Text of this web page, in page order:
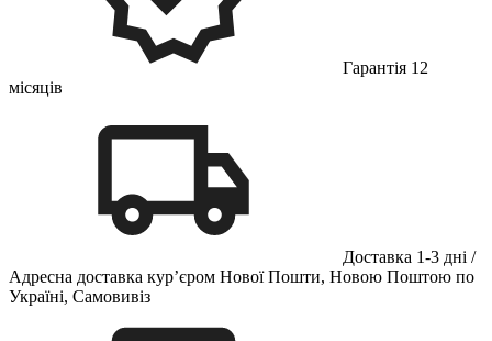
Гарантія 12
місяців
Доставка 1-3 дні /
Адресна доставка кур’єром Нової Пошти, Новою Поштою по
Україні, Самовивіз